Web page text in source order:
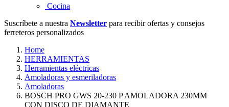
Cocina
Suscríbete a nuestra Newsletter para recibir ofertas y consejos
ferreteros personalizados
Home
HERRAMIENTAS
Herramientas eléctricas
Amoladoras y esmeriladoras
Amoladoras
BOSCH PRO GWS 20-230 P AMOLADORA 230MM
CON DISCO DE DIAMANTE